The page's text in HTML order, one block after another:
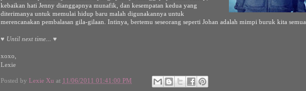
kebaikan hati Jenny dianggapnya munafik, dan kesempatan kedua yang
diterimanya untuk memulai hidup baru malah digunakannya untuk
merencanakan pembalasan gila-gilaan. Intinya, bertemu seseorang seperti Johan adalah mimpi buruk kita semua.
♥ Until next time... ♥
xoxo,
Lexie
Posted by Lexie Xu at 11/06/2011 01:41:00 PM